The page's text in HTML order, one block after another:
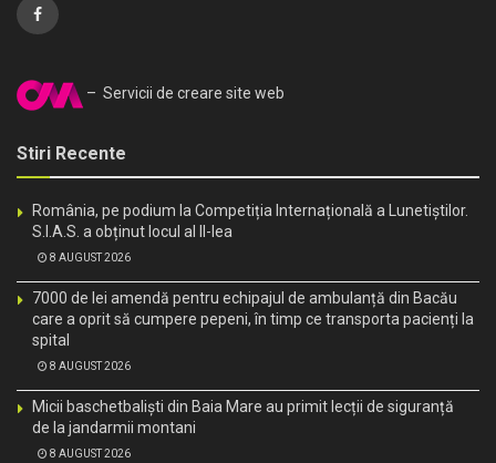
– Servicii de creare site web
Stiri Recente
România, pe podium la Competiția Internațională a Lunetiștilor.
S.I.A.S. a obținut locul al II-lea
8 AUGUST 2026
7000 de lei amendă pentru echipajul de ambulanță din Bacău
care a oprit să cumpere pepeni, în timp ce transporta pacienți la
spital
8 AUGUST 2026
Micii baschetbaliști din Baia Mare au primit lecții de siguranță
de la jandarmii montani
8 AUGUST 2026